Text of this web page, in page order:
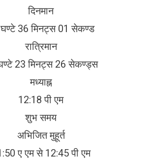
दिनमान
36 मिनट्स 01 सेकण्ड
रात्रिमान
23 मिनट्स 26 सेकण्ड्स
मध्याह्न
12:18 पी एम
शुभ समय
अभिजित मुहूर्त
ए एम से 12:45 पी एम